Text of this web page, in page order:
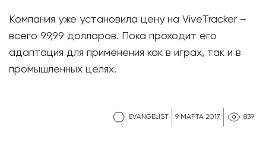
EVANGELIST 9 МАРТА 2017 839
Компания уже установила цену на ViveTracker –
всего 99,99 долларов. Пока проходит его
адаптация для применения как в играх, так и в
промышленных целях.